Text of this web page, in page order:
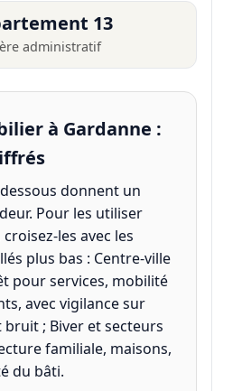
13
administratif
à Gardanne :
donnent un
Pour les utiliser
les avec les
plus bas : Centre-ville
pour services, mobilité
avec vigilance sur
; Biver et secteurs
familiale, maisons,
du bâti.